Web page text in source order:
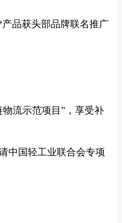
品获头部品牌联名推广
物流示范项目”，享受补
中国轻工业联合会专项